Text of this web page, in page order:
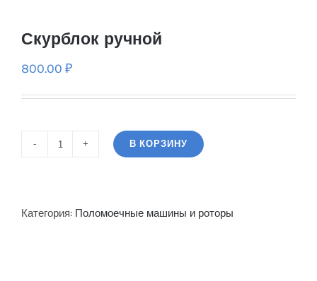
Скурблок ручной
800.00 ₽
Количество
В КОРЗИНУ
Категория: Поломоечные машины и роторы